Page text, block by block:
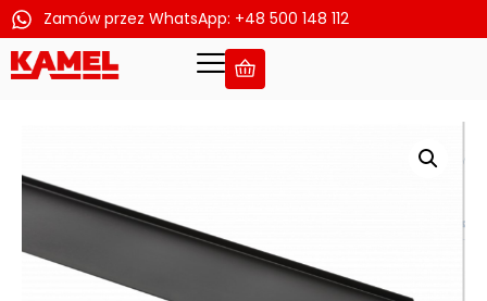
Przejdź
Zamów przez WhatsApp: +48 500 148 112